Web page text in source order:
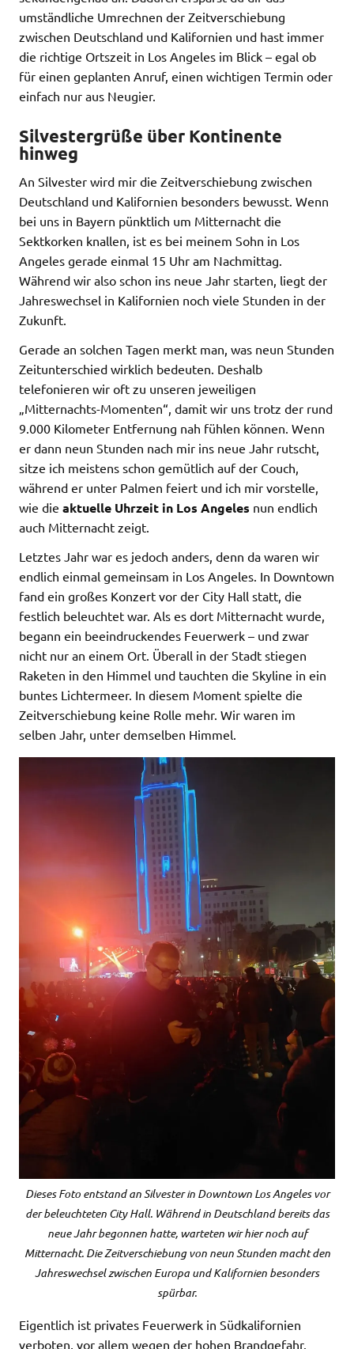
umständliche Umrechnen der Zeitverschiebung
zwischen Deutschland und Kalifornien und hast immer
die richtige Ortszeit in Los Angeles im Blick – egal ob
für einen geplanten Anruf, einen wichtigen Termin oder
einfach nur aus Neugier.
Silvestergrüße über Kontinente
hinweg
An Silvester wird mir die Zeitverschiebung zwischen
Deutschland und Kalifornien besonders bewusst. Wenn
bei uns in Bayern pünktlich um Mitternacht die
Sektkorken knallen, ist es bei meinem Sohn in Los
Angeles gerade einmal 15 Uhr am Nachmittag.
Während wir also schon ins neue Jahr starten, liegt der
Jahreswechsel in Kalifornien noch viele Stunden in der
Zukunft.
Gerade an solchen Tagen merkt man, was neun Stunden
Zeitunterschied wirklich bedeuten. Deshalb
telefonieren wir oft zu unseren jeweiligen
„Mitternachts-Momenten“, damit wir uns trotz der rund
9.000 Kilometer Entfernung nah fühlen können. Wenn
er dann neun Stunden nach mir ins neue Jahr rutscht,
sitze ich meistens schon gemütlich auf der Couch,
während er unter Palmen feiert und ich mir vorstelle,
wie die aktuelle Uhrzeit in Los Angeles nun endlich
auch Mitternacht zeigt.
Letztes Jahr war es jedoch anders, denn da waren wir
endlich einmal gemeinsam in Los Angeles. In Downtown
fand ein großes Konzert vor der City Hall statt, die
festlich beleuchtet war. Als es dort Mitternacht wurde,
begann ein beeindruckendes Feuerwerk – und zwar
nicht nur an einem Ort. Überall in der Stadt stiegen
Raketen in den Himmel und tauchten die Skyline in ein
buntes Lichtermeer. In diesem Moment spielte die
Zeitverschiebung keine Rolle mehr. Wir waren im
selben Jahr, unter demselben Himmel.
Dieses Foto entstand an Silvester in Downtown Los Angeles vor
der beleuchteten City Hall. Während in Deutschland bereits das
neue Jahr begonnen hatte, warteten wir hier noch auf
Mitternacht. Die Zeitverschiebung von neun Stunden macht den
Jahreswechsel zwischen Europa und Kalifornien besonders
spürbar.
Eigentlich ist privates Feuerwerk in Südkalifornien
verboten, vor allem wegen der hohen Brandgefahr.